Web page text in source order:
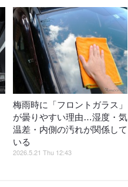
梅雨時に「フロントガラス」
が曇りやすい理由…湿度・気
温差・内側の汚れが関係して
いる
2026.5.21 Thu 12:43